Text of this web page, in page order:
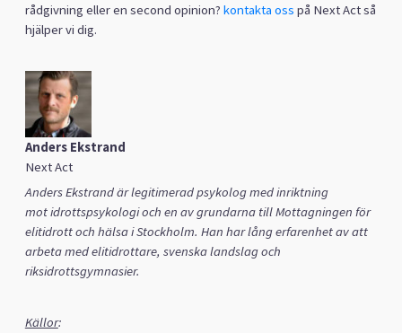
rådgivning eller en second opinion? kontakta oss på Next Act så
hjälper vi dig.
Anders Ekstrand
Next Act
Anders Ekstrandär legitimerad psykolog med inriktning
motidrottspsykologioch en avgrundarna till Mottagningen för
elitidrott och hälsa i Stockholm. Han harlång erfarenhet av att
arbeta med elitidrottare, svenska landslag och
riksidrottsgymnasier.
Källor: